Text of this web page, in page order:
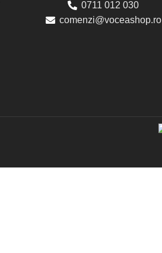
0711 012 030
comenzi@voceashop.ro